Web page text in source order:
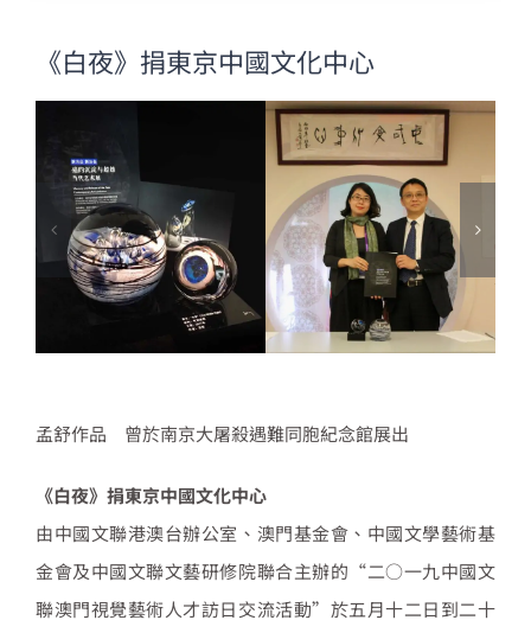
《白夜》捐東京中國文化中心
孟舒作品 曾於南京大屠殺遇難同胞紀念館展出
《白夜》捐東京中國文化中心
由中國文聯港澳台辦公室、澳門基金會、中國文學藝術基
金會及中國文聯文藝研修院聯合主辦的“二○一九中國文
聯澳門視覺藝術人才訪日交流活動”於五月十二日到二十